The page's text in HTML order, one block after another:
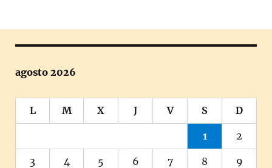
agosto 2026
L M X J V S D
1 2
3 4 5 6 7 8 9